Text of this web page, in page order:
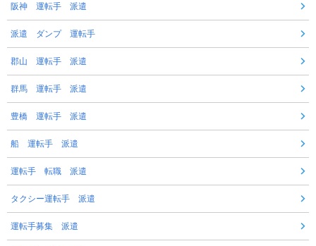
阪神 運転手 派遣
派遣 ダンプ 運転手
郡山 運転手 派遣
群馬 運転手 派遣
豊橋 運転手 派遣
船 運転手 派遣
運転手 転職 派遣
タクシー運転手 派遣
運転手募集 派遣